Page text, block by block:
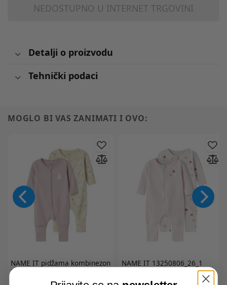
NEDOSTUPNO U INTERNET TRGOVINI
Detalji o proizvodu
Tehnički podaci
MOGLO BI VAS ZANIMATI I OVO:
NAME ITpidžama kombinezon
2 kom DR DH 13240988
NBFNIGHTSUIT NOOS Ž Bež
NAME IT13250806_26_1
NOOS NBFNIGHT SUIT 2P
pidžama kombinezon 2 kom